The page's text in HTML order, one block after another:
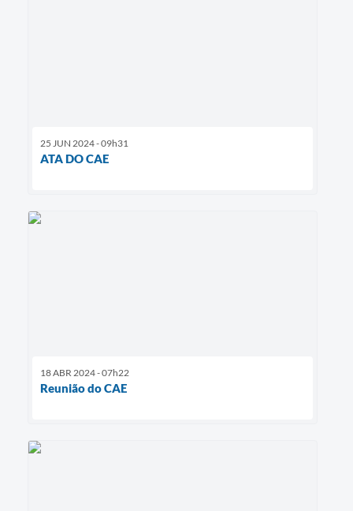
25 JUN 2024 - 09h31
ATA DO CAE
18 ABR 2024 - 07h22
Reunião do CAE